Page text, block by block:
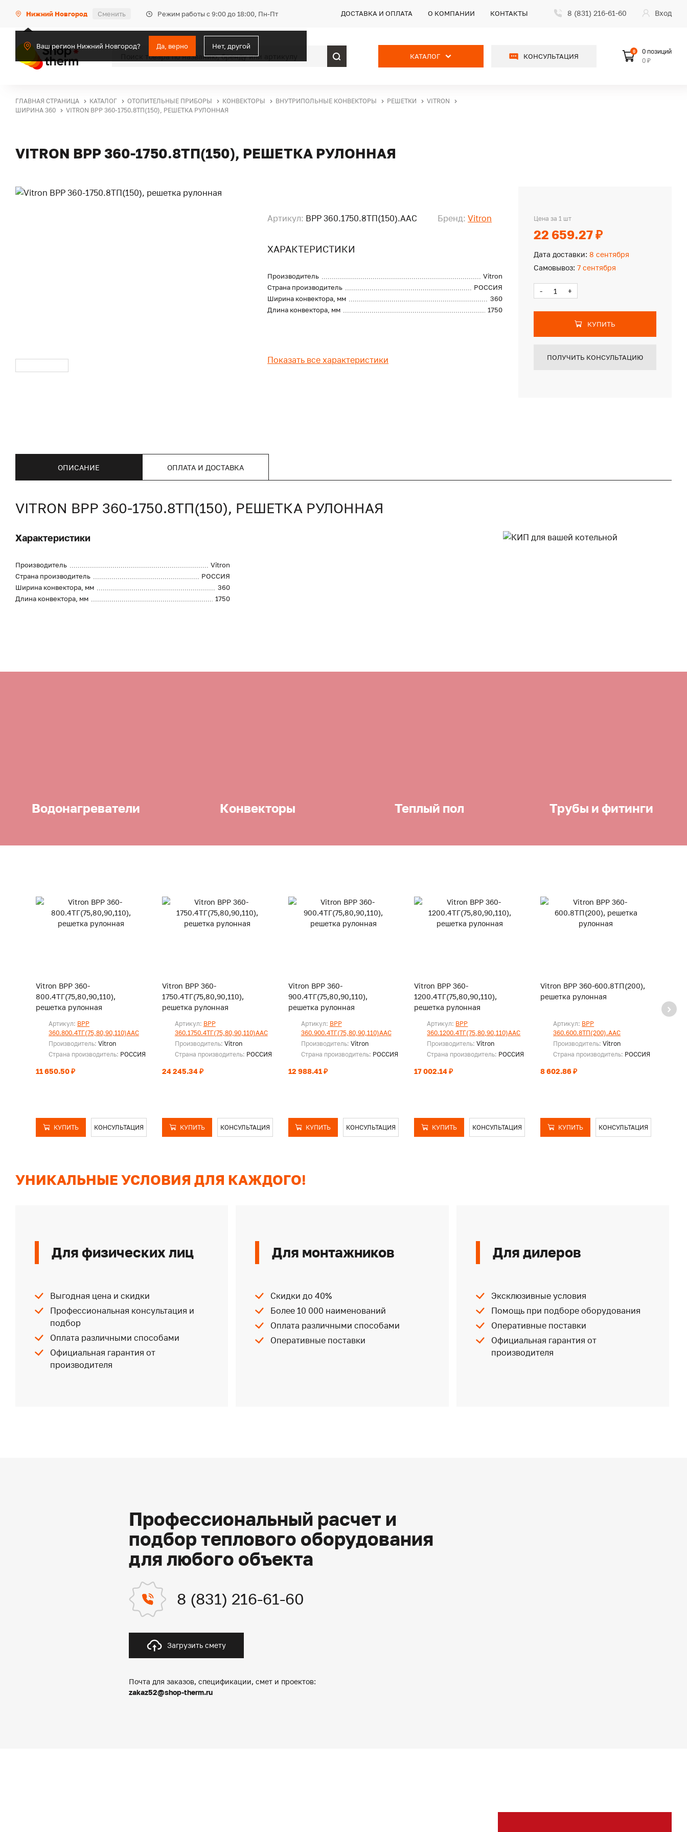
Нижний Новгород Сменить Режим работы с 9:00 до 18:00, Пн-Пт
Ваш регион Нижний Новгород? Да, верно Нет, другой
ДОСТАВКА И ОПЛАТА О КОМПАНИИ КОНТАКТЫ 8 (831) 216-61-60 Вход
КАТАЛОГ КОНСУЛЬТАЦИЯ
0
0 позиций
0 ₽
ГЛАВНАЯ СТРАНИЦА КАТАЛОГ ОТОПИТЕЛЬНЫЕ ПРИБОРЫ КОНВЕКТОРЫ ВНУТРИПОЛЬНЫЕ КОНВЕКТОРЫ РЕШЕТКИ
VITRON
ШИРИНА 360
VITRON ВРР 360-1750.8ТП(150), РЕШЕТКА РУЛОННАЯ
VITRON ВРР 360-1750.8ТП(150), РЕШЕТКА РУЛОННАЯ
Артикул: ВРР 360.1750.8ТП(150).ААС Бренд: Vitron
ХАРАКТЕРИСТИКИ
Производитель
Vitron
Страна производитель
РОССИЯ
Ширина конвектора, мм
360
Длина конвектора, мм
1750
Показать все характеристики
Цена за 1 шт
22 659.27 ₽
Дата доставки: 8 сентября
Самовывоз: 7 сентября
- +
КУПИТЬ
ПОЛУЧИТЬ КОНСУЛЬТАЦИЮ
ОПИСАНИЕ ОПЛАТА И ДОСТАВКА
VITRON ВРР 360-1750.8ТП(150), РЕШЕТКА РУЛОННАЯ
Характеристики
Производитель
Vitron
Страна производитель
РОССИЯ
Ширина конвектора, мм
360
Длина конвектора, мм
1750
Водонагреватели Конвекторы Теплый пол Трубы и фитинги
Vitron ВРР 360-
800.4ТГ(75,80,90,110),
решетка рулонная
Артикул: ВРР
360.800.4ТГ(75,80,90,110)ААС
Производитель: Vitron
Страна производитель: РОССИЯ
11 650.50 ₽
КУПИТЬ КОНСУЛЬТАЦИЯ
Vitron ВРР 360-
1750.4ТГ(75,80,90,110),
решетка рулонная
Артикул: ВРР
360.1750.4ТГ(75,80,90,110)ААС
Производитель: Vitron
Страна производитель: РОССИЯ
24 245.34 ₽
КУПИТЬ КОНСУЛЬТАЦИЯ
Vitron ВРР 360-
900.4ТГ(75,80,90,110),
решетка рулонная
Артикул: ВРР
360.900.4ТГ(75,80,90,110)ААС
Производитель: Vitron
Страна производитель: РОССИЯ
12 988.41 ₽
КУПИТЬ КОНСУЛЬТАЦИЯ
Vitron ВРР 360-
1200.4ТГ(75,80,90,110),
решетка рулонная
Артикул: ВРР
360.1200.4ТГ(75,80,90,110)ААС
Производитель:Vitron
Страна производитель: РОССИЯ
17 002.14 ₽
КУПИТЬ КОНСУЛЬТАЦИЯ
Vitron ВРР 360-600.8ТП(200),
решетка рулонная
Артикул: ВРР
360.600.8ТП(200).ААС
Производитель:Vitron
Страна производитель: РОССИЯ
8 602.86 ₽
КУПИТЬ КОНСУЛЬТАЦИЯ
УНИКАЛЬНЫЕ УСЛОВИЯ ДЛЯ КАЖДОГО!
Для физических лиц
Выгодная цена и скидки
Профессиональная консультация и
подбор
Оплата различными способами
Официальная гарантия от
производителя
Для монтажников
Скидки до 40%
Более 10 000 наименований
Оплата различными способами
Оперативные поставки
Для дилеров
Эксклюзивные условия
Помощь при подборе оборудования
Оперативные поставки
Официальная гарантия от
производителя
Профессиональный расчет и
подбор теплового оборудования
для любого объекта
8 (831) 216-61-60
Загрузить смету
Почта для заказов, спецификации, смет и проектов:
zakaz52@shop-therm.ru